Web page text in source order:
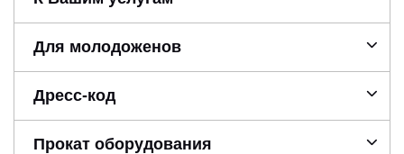
Для молодоженов
Дресс-код
Прокат оборудования